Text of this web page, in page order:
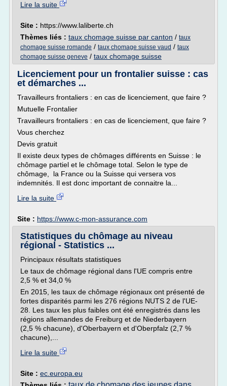
Lire la suite
Site : https://www.laliberte.ch
Thèmes liés : taux chomage suisse par canton / taux
chomage suisse romande / taux chomage suisse vaud / taux
chomage suisse geneve / taux chomage suisse
Licenciement pour un frontalier suisse : cas
et démarches ...
Travailleurs frontaliers : en cas de licenciement, que faire ?
Mutuelle Frontalier
Travailleurs frontaliers : en cas de licenciement, que faire ?
Vous cherchez
Devis gratuit
Il existe deux types de chômages différents en Suisse : le
chômage partiel et le chômage total. Selon le type de
chômage, la France ou la Suisse qui versera vos
indemnités. Il est donc important de connaitre la...
Lire la suite
Site : https://www.c-mon-assurance.com
Statistiques du chômage au niveau
régional - Statistics ...
Principaux résultats statistiques
Le taux de chômage régional dans l'UE compris entre
2,5 % et 34,0 %
En 2015, les taux de chômage régionaux ont présenté de
fortes disparités parmi les 276 régions NUTS 2 de l'UE-
28. Les taux les plus faibles ont été enregistrés dans les
régions allemandes de Freiburg et de Niederbayern
(2,5 % chacune), d'Oberbayern et d'Oberpfalz (2,7 %
chacune),...
Lire la suite
Site : ec.europa.eu